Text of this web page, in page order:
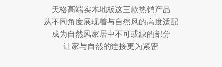
天格高端实木地板这三款热销产品
从不同角度展现着与自然风的高度适配
成为自然风家居中不可或缺的部分
让家与自然的连接更为紧密